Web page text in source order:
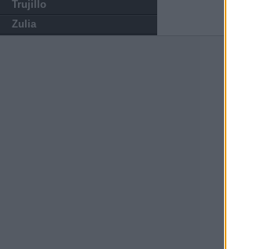
Trujillo
Zulia